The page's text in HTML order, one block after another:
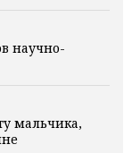
научно-
мальчика,